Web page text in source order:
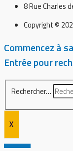
8 Rue Charles
Copyright ©
Commencez à
Entrée pour
Rechercher…
X